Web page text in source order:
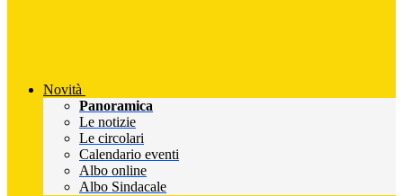
Novità
Panoramica
Le notizie
Le circolari
Calendario eventi
Albo online
Albo Sindacale